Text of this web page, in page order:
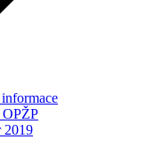
OPŽP
2019